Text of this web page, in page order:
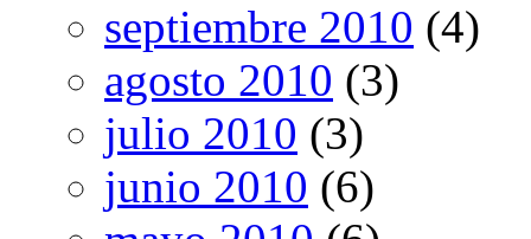
septiembre 2010 (4)
agosto 2010 (3)
julio 2010 (3)
junio 2010 (6)